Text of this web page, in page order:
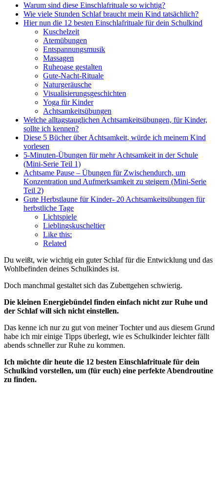
Warum sind diese Einschlafrituale so wichtig?
Wie viele Stunden Schlaf braucht mein Kind tatsächlich?
Hier nun die 12 besten Einschlafrituale für dein Schulkind
Kuschelzeit
Atemübungen
Entspannungsmusik
Massagen
Ruheoase gestalten
Gute-Nacht-Rituale
Naturgeräusche
Visualisierungsgeschichten
Yoga für Kinder
Achtsamkeitsübungen
Welche alltagstauglichen Achtsamkeitsübungen, für Kinder,
sollte ich kennen?
Diese 5 Bücher über Achtsamkeit, würde ich meinem Kind
vorlesen
5-Minuten-Übungen für mehr Achtsamkeit in der Schule
(Mini-Serie Teil 1)
Achtsame Pause – Übungen für Zwischendurch, um
Konzentration und Aufmerksamkeit zu steigern (Mini-Serie
Teil 2)
Gute Herbstlaune für Kinder- 20 Achtsamkeitsübungen für
herbstliche Tage
Lichtspiele
Lieblingskuscheltier
Like this:
Related
Du weißt, wie wichtig ein guter Schlaf für die Entwicklung und das
Wohlbefinden deines Schulkindes ist.
Doch manchmal gestaltet sich das Zubettgehen schwierig.
Die kleinen Energiebündel finden einfach nicht zur Ruhe und
der Schlaf will sich nicht einstellen.
Das kenne ich nur zu gut von meiner Tochter und aus diesem Grund
habe ich mir einige Tipps überlegt, wie es Schulkinder leichter fällt
abends schneller zur Ruhe zu kommen.
Ich möchte dir heute die 12 besten Einschlafrituale für dein
Schulkind vorstellen, um (für euch) eine perfekte Abendroutine
zu finden.